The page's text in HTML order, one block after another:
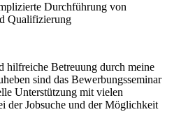
Durchführung von
Qualifizierung
hilfreiche Betreuung durch meine
sind das Bewerbungsseminar
Unterstützung mit vielen
der Jobsuche und der Möglichkeit